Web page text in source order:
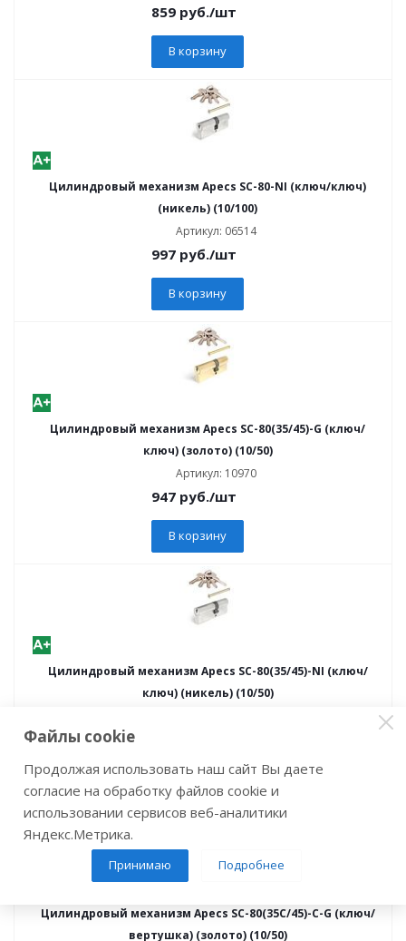
859 руб./шт
В корзину
Цилиндровый механизм Apecs SC-80-NI (ключ/ключ)
(никель) (10/100)
Артикул: 06514
997 руб./шт
В корзину
Цилиндровый механизм Apecs SC-80(35/45)-G (ключ/
ключ) (золото) (10/50)
Артикул: 10970
947 руб./шт
В корзину
Цилиндровый механизм Apecs SC-80(35/45)-NI (ключ/
ключ) (никель) (10/50)
В корзину
Цилиндровый механизм Apecs SC-80(35C/45)-C-G (ключ/
вертушка) (золото) (10/50)
Файлы cookie
Продолжая использовать наш сайт Вы даете
согласие на обработку файлов cookie и
использовании сервисов веб-аналитики
Яндекс.Метрика.
Принимаю Подробнее